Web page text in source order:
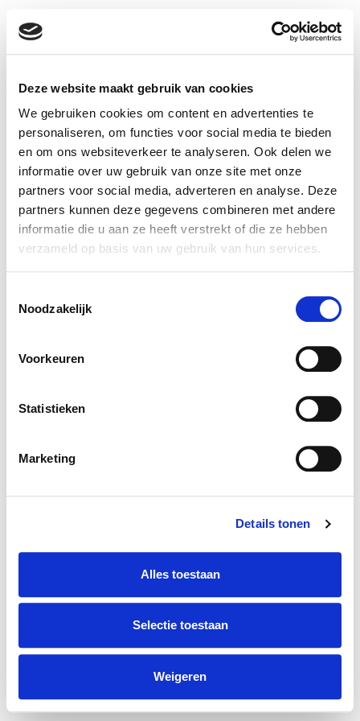
Deze website maakt gebruik van cookies
We gebruiken cookies om content en advertenties te
personaliseren, om functies voor social media te bieden
en om ons websiteverkeer te analyseren. Ook delen we
informatie over uw gebruik van onze site met onze
partners voor social media, adverteren en analyse. Deze
partners kunnen deze gegevens combineren met andere
informatie die u aan ze heeft verstrekt of die ze hebben
verzameld op basis van uw gebruik van hun services.
Noodzakelijk
Voorkeuren
Statistieken
Marketing
Details tonen
Alles toestaan
Selectie toestaan
Weigeren
De Amert 136
5462 GH Veghel
info@wearewim.nl
Privacy
Cases
Over ons
Contact
Support Center
De kracht van combinatie